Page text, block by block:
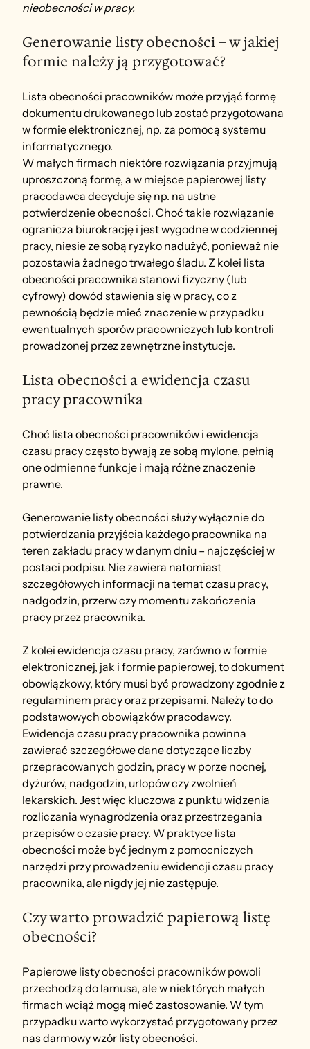
nieobecności w pracy.
Generowanie listy obecności – w jakiej
formie należy ją przygotować?
Lista obecności pracowników może przyjąć formę
dokumentu drukowanego lub zostać przygotowana
w formie elektronicznej, np. za pomocą systemu
informatycznego.
W małych firmach niektóre rozwiązania przyjmują
uproszczoną formę, a w miejsce papierowej listy
pracodawca decyduje się np. na ustne
potwierdzenie obecności. Choć takie rozwiązanie
ogranicza biurokrację i jest wygodne w codziennej
pracy, niesie ze sobą ryzyko nadużyć, ponieważ nie
pozostawia żadnego trwałego śladu. Z kolei lista
obecności pracownika stanowi fizyczny (lub
cyfrowy) dowód stawienia się w pracy, co z
pewnością będzie mieć znaczenie w przypadku
ewentualnych sporów pracowniczych lub kontroli
prowadzonej przez zewnętrzne instytucje.
Lista obecności a ewidencja czasu
pracy pracownika
Choć lista obecności pracowników i ewidencja
czasu pracy często bywają ze sobą mylone, pełnią
one odmienne funkcje i mają różne znaczenie
prawne.
Generowanie listy obecności służy wyłącznie do
potwierdzania przyjścia każdego pracownika na
teren zakładu pracy w danym dniu – najczęściej w
postaci podpisu. Nie zawiera natomiast
szczegółowych informacji na temat czasu pracy,
nadgodzin, przerw czy momentu zakończenia
pracy przez pracownika.
Z kolei ewidencja czasu pracy, zarówno w formie
elektronicznej, jak i formie papierowej, to dokument
obowiązkowy, który musi być prowadzony zgodnie z
regulaminem pracy oraz przepisami. Należy to do
podstawowych obowiązków pracodawcy.
Ewidencja czasu pracy pracownika powinna
zawierać szczegółowe dane dotyczące liczby
przepracowanych godzin, pracy w porze nocnej,
dyżurów, nadgodzin, urlopów czy zwolnień
lekarskich. Jest więc kluczowa z punktu widzenia
rozliczania wynagrodzenia oraz przestrzegania
przepisów o czasie pracy. W praktyce lista
obecności może być jednym z pomocniczych
narzędzi przy prowadzeniu ewidencji czasu pracy
pracownika, ale nigdy jej nie zastępuje.
Czy warto prowadzić papierową listę
obecności?
Papierowe listy obecności pracowników powoli
przechodzą do lamusa, ale w niektórych małych
firmach wciąż mogą mieć zastosowanie. W tym
przypadku warto wykorzystać przygotowany przez
nas darmowy wzór listy obecności.